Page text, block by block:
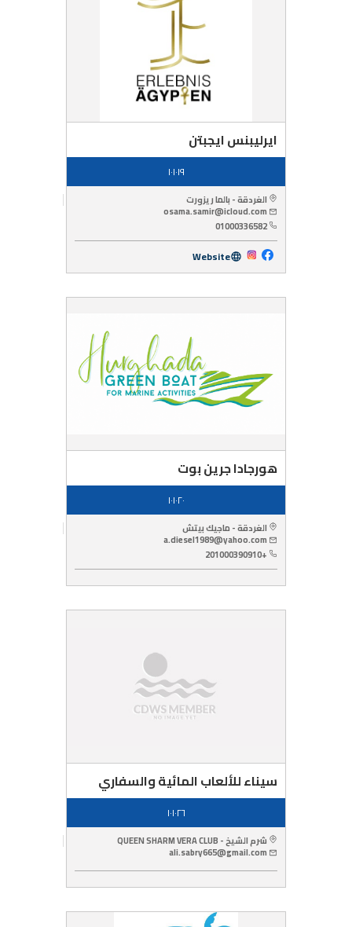
ايرليبنس ايجبتن
١٠١٠١٩
الغردقة - بالما ريزورت
osama.samir@icloud.com
01000336582
Website
هورجادا جرين بوت
١٠١٠٢٠
الغردقة - ماجيك بيتش
a.diesel1989@yahoo.com
+201000390910
سيناء للألعاب المائية والسفاري
١٠١٠٢٦
شرم الشيخ - QUEEN SHARM VERA CLUB
ali.sabry665@gmail.com